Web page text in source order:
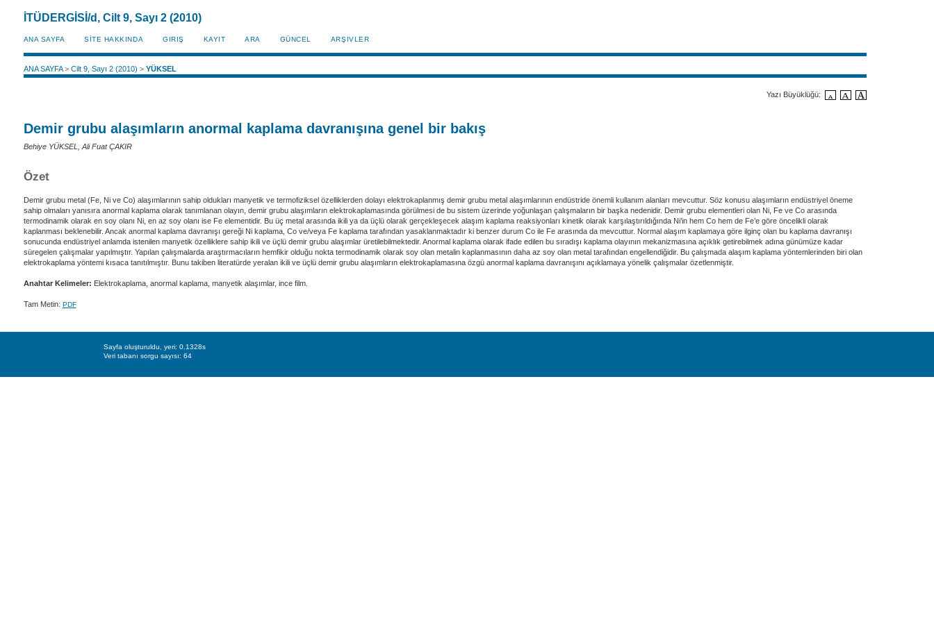
İTÜDERGİSİ/d, Cilt 9, Sayı 2 (2010)
ANA SAYFA SİTE HAKKINDA GIRIŞ KAYIT ARA GÜNCEL ARŞIVLER
ANA SAYFA> Cilt 9, Sayı 2 (2010) > YÜKSEL
Yazı Büyüklüğü:
Demir grubu alaşımların anormal kaplama davranışına genel bir bakış
Behiye YÜKSEL, Ali Fuat ÇAKIR
Özet
Demir grubu metal (Fe, Ni ve Co) alaşımlarının sahip oldukları manyetik ve termofiziksel özelliklerden dolayı elektrokaplanmış demir grubu metal alaşımlarının endüstride önemli kullanım alanları mevcuttur. Söz konusu alaşımların endüstriyel öneme
sahip olmaları yanısıra anormal kaplama olarak tanımlanan olayın, demir grubu alaşımların elektrokaplamasında görülmesi de bu sistem üzerinde yoğunlaşan çalışmaların bir başka nedenidir. Demir grubu elementleri olan Ni, Fe ve Co arasında
termodinamik olarak en soy olanı Ni, en az soy olanı ise Fe elementidir. Bu üç metal arasında ikili ya da üçlü olarak gerçekleşecek alaşım kaplama reaksiyonları kinetik olarak karşılaştırıldığında Ni’in hem Co hem de Fe’e göre öncelikli olarak
kaplanması beklenebilir. Ancak anormal kaplama davranışı gereği Ni kaplama, Co ve/veya Fe kaplama tarafından yasaklanmaktadır ki benzer durum Co ile Fe arasında da mevcuttur. Normal alaşım kaplamaya göre ilginç olan bu kaplama davranışı
sonucunda endüstriyel anlamda istenilen manyetik özelliklere sahip ikili ve üçlü demir grubu alaşımlar üretilebilmektedir. Anormal kaplama olarak ifade edilen bu sıradışı kaplama olayının mekanizmasına açıklık getirebilmek adına günümüze kadar
süregelen çalışmalar yapılmıştır. Yapılan çalışmalarda araştırmacıların hemfikir olduğu nokta termodinamik olarak soy olan metalin kaplanmasının daha az soy olan metal tarafından engellendiğidir. Bu çalışmada alaşım kaplama yöntemlerinden biri olan
elektrokaplama yöntemi kısaca tanıtılmıştır. Bunu takiben literatürde yeralan ikili ve üçlü demir grubu alaşımların elektrokaplamasına özgü anormal kaplama davranışını açıklamaya yönelik çalışmalar özetlenmiştir.
Anahtar Kelimeler: Elektrokaplama, anormal kaplama, manyetik alaşımlar, ince film.
Tam Metin: PDF
Sayfa oluşturuldu, yeri: 0.1328s
Veri tabanı sorgu sayısı: 64